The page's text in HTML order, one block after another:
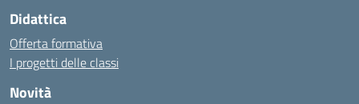
Didattica
Offerta formativa
I progetti delle classi
Novità